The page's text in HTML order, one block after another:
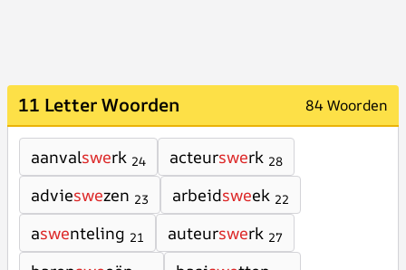
11 Letter Woorden 84 Woorden
aanvalswerk 24 acteurswerk 28
advieswezen 23 arbeidsweek 22
aswenteling 21 auteurswerk 27